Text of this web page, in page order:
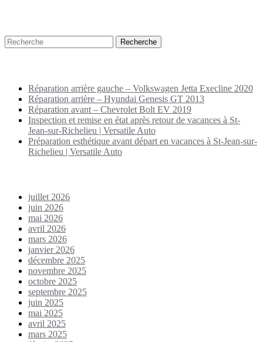
Réparation arrière gauche – Volkswagen Jetta Execline 2020
Réparation arrière – Hyundai Genesis GT 2013
Réparation avant – Chevrolet Bolt EV 2019
Inspection et remise en état après retour de vacances à St-
Jean-sur-Richelieu | Versatile Auto
Préparation esthétique avant départ en vacances à St-Jean-sur-
Richelieu | Versatile Auto
juillet 2026
juin 2026
mai 2026
avril 2026
mars 2026
janvier 2026
décembre 2025
novembre 2025
octobre 2025
septembre 2025
juin 2025
mai 2025
avril 2025
mars 2025